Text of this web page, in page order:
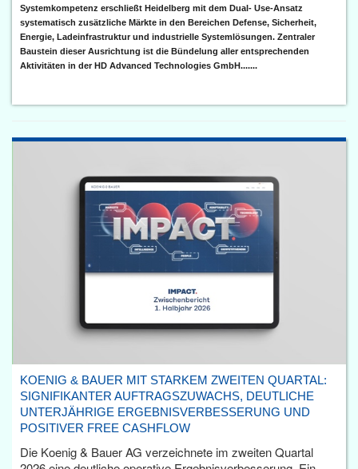
Systemkompetenz erschließt Heidelberg mit dem Dual- Use-Ansatz
systematisch zusätzliche Märkte in den Bereichen Defense, Sicherheit,
Energie, Ladeinfrastruktur und industrielle Systemlösungen. Zentraler
Baustein dieser Ausrichtung ist die Bündelung aller entsprechenden
Aktivitäten in der HD Advanced Technologies GmbH.......
KOENIG & BAUER MIT STARKEM ZWEITEN QUARTAL:
SIGNIFIKANTER AUFTRAGSZUWACHS, DEUTLICHE
UNTERJÄHRIGE ERGEBNISVERBESSERUNG UND
POSITIVER FREE CASHFLOW
Die Koenig & Bauer AG verzeichnete im zweiten Quartal